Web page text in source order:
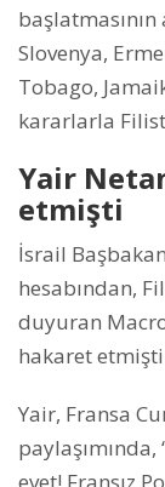
Slovenya,
Tobago,
kararlarla
Yair
etmişti
İsrail
hesabından,
duyuran
hakaret
Yair, Fransa
paylaşımında,
evet! Fransız